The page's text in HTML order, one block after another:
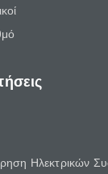
Ηλεκτρικών